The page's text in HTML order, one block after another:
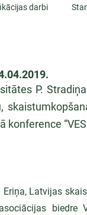
darbi
P.
Latvijas